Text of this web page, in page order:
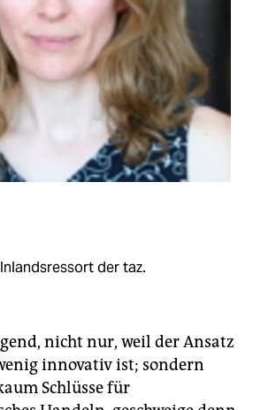
der taz.
nicht nur, weil der Ansatz
innovativ ist; sondern
Schlüsse für